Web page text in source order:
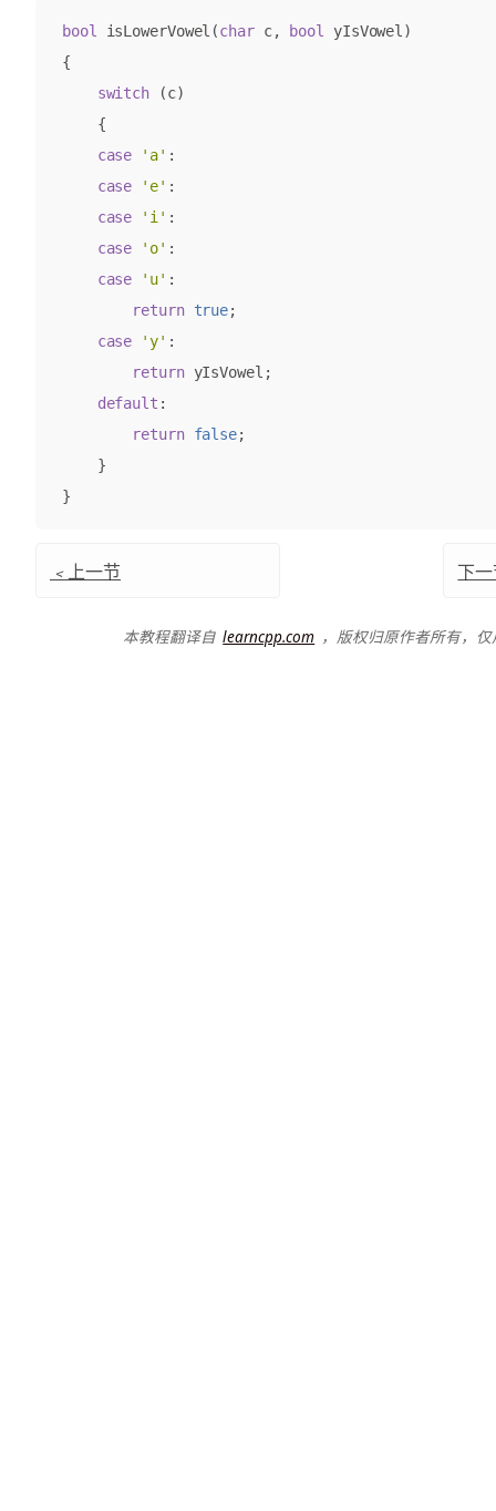
bool isLowerVowel (char c, bool yIsVowel)
{
switch
(c)
{
case
'a' :
case
'e' :
case
'i' :
case
'o' :
case
'u' :
return true;
case
'y' :
return yIsVowel ;
default :
return false;
}
}
﹤上一节 下
本教程翻译自 learncpp.com ，版权归原作者所有，